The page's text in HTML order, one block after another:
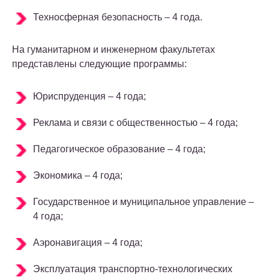
Техносферная безопасность – 4 года.
На гуманитарном и инженерном факультетах
представлены следующие программы:
Юриспруденция – 4 года;
Реклама и связи с общественностью – 4 года;
Педагогическое образование – 4 года;
Экономика – 4 года;
Государственное и муниципальное управление –
4 года;
Аэронавигация – 4 года;
Эксплуатация транспортно-технологических